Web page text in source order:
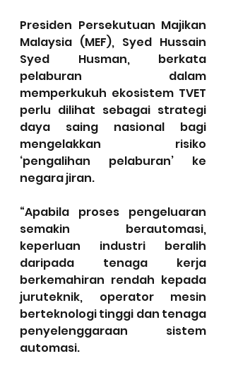
Presiden Persekutuan Majikan
Malaysia (MEF), Syed Hussain
Syed Husman, berkata
pelaburan dalam
memperkukuh ekosistem TVET
perlu dilihat sebagai strategi
daya saing nasional bagi
mengelakkan risiko
‘pengalihan pelaburan’ ke
negara jiran.
“Apabila proses pengeluaran
semakin berautomasi,
keperluan industri beralih
daripada tenaga kerja
berkemahiran rendah kepada
juruteknik, operator mesin
berteknologi tinggi dan tenaga
penyelenggaraan sistem
automasi.